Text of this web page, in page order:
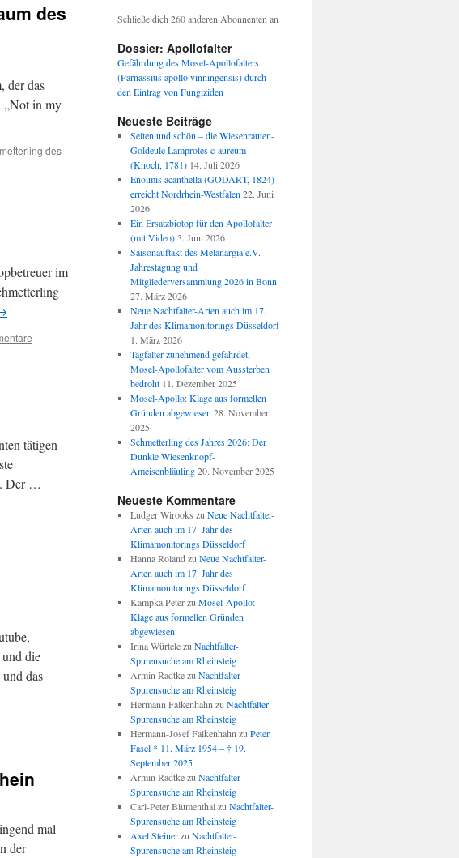
des
der das
„Not in my
des
im
tätigen
Der …
die
das
mal
der
Schließe dich 260 anderen Abonnenten an
Dossier: Apollofalter
Gefährdung des Mosel-Apollofalters
(Parnassius apollo vinningensis) durch
den Eintrag von Fungiziden
Neueste Beiträge
Selten und schön – die Wiesenrauten-
Goldeule Lamprotes c-aureum
(Knoch, 1781) 14. Juli 2026
Enolmis acanthella (GODART, 1824)
erreicht Nordrhein-Westfalen 22. Juni
2026
Ein Ersatzbiotop für den Apollofalter
(mit Video) 3. Juni 2026
Saisonauftakt des Melanargia e.V. –
Jahrestagung und
Mitgliederversammlung 2026 in Bonn
27. März 2026
Neue Nachtfalter-Arten auch im 17.
Jahr des Klimamonitorings Düsseldorf
1. März 2026
Tagfalter zunehmend gefährdet,
Mosel-Apollofalter vom Aussterben
bedroht 11. Dezember 2025
Mosel-Apollo: Klage aus formellen
Gründen abgewiesen 28. November
2025
Schmetterling des Jahres 2026: Der
Dunkle Wiesenknopf-
Ameisenbläuling 20. November 2025
Neueste Kommentare
Ludger Wirooks zu Neue Nachtfalter-
Arten auch im 17. Jahr des
Klimamonitorings Düsseldorf
Hanna Roland zu Neue Nachtfalter-
Arten auch im 17. Jahr des
Klimamonitorings Düsseldorf
Kampka Peterzu Mosel-Apollo:
Klage aus formellen Gründen
abgewiesen
Irina Würtelezu Nachtfalter-
Spurensuche am Rheinsteig
Armin Radtkezu Nachtfalter-
Spurensuche am Rheinsteig
Hermann Falkenhahn zu Nachtfalter-
Spurensuche am Rheinsteig
Hermann-Josef Falkenhahn zu Peter
Fasel * 11. März 1954 – † 19.
September 2025
Armin Radtkezu Nachtfalter-
Spurensuche am Rheinsteig
Carl-Peter Blumenthalzu Nachtfalter-
Spurensuche am Rheinsteig
Axel Steinerzu Nachtfalter-
Spurensuche am Rheinsteig